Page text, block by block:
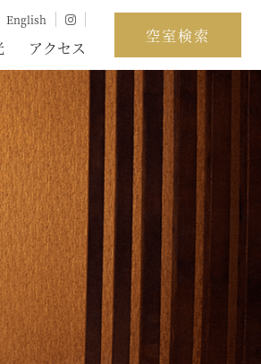
English
アクセス
空室検索